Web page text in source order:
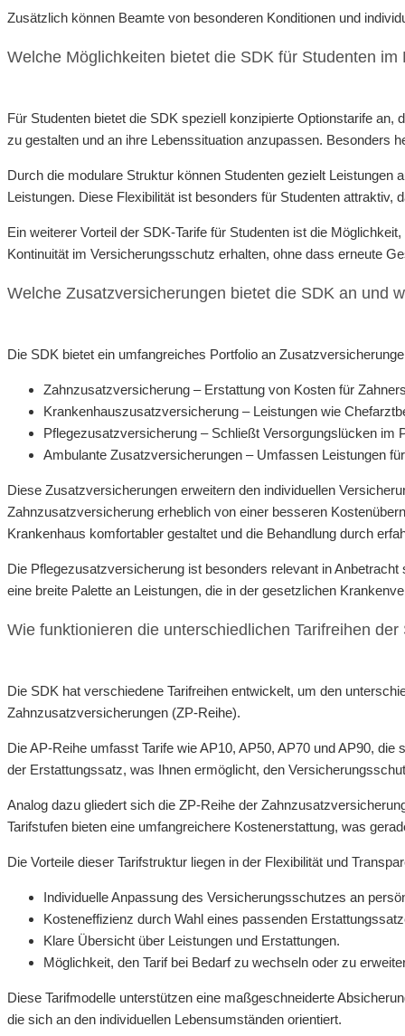
Zusätzlich können Beamte von besonderen Konditionen und
Welche Möglichkeiten bietet die SDK für Studenten
Für Studenten bietet die SDK speziell konzipierte Optionstarife
zu gestalten und an ihre Lebenssituation anzupassen. Besonders
Durch die modulare Struktur können Studenten gezielt
Leistungen. Diese Flexibilität ist besonders für Studenten
Ein weiterer Vorteil der SDK-Tarife für Studenten ist die
Kontinuität im Versicherungsschutz erhalten, ohne dass erneute
Welche Zusatzversicherungen bietet die SDK an und
Die SDK bietet ein umfangreiches Portfolio an
Zahnzusatzversicherung – Erstattung von Kosten für
Krankenhauszusatzversicherung – Leistungen wie
Pflegezusatzversicherung – Schließt Versorgungslücken im
Ambulante Zusatzversicherungen – Umfassen Leistungen
Diese Zusatzversicherungen erweitern den individuellen
Zahnzusatzversicherung erheblich von einer besseren
Krankenhaus komfortabler gestaltet und die Behandlung durch
Die Pflegezusatzversicherung ist besonders relevant in
eine breite Palette an Leistungen, die in der gesetzlichen
Wie funktionieren die unterschiedlichen Tarifreihen
Die SDK hat verschiedene Tarifreihen entwickelt, um den
Zahnzusatzversicherungen (ZP-Reihe).
Die AP-Reihe umfasst Tarife wie AP10, AP50, AP70 und AP90,
der Erstattungssatz, was Ihnen ermöglicht, den
Analog dazu gliedert sich die ZP-Reihe der
Tarifstufen bieten eine umfangreichere Kostenerstattung, was
Die Vorteile dieser Tarifstruktur liegen in der Flexibilität und
Individuelle Anpassung des Versicherungsschutzes an
Kosteneffizienz durch Wahl eines passenden
Klare Übersicht über Leistungen und Erstattungen.
Möglichkeit, den Tarif bei Bedarf zu wechseln oder zu
Diese Tarifmodelle unterstützen eine maßgeschneiderte
die sich an den individuellen Lebensumständen orientiert.